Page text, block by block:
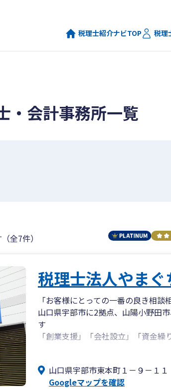
税理士紹介ナビTOP 税理
・会計事務所一覧
全7件）
税理士法人やま
「お客様にとっての一番の良き相
山口県宇部市に2拠点、山陽小野田
す
「創業支援」「会社設立」「資金
【初回相談無料】お気軽にお問い合
山口県宇部市東本町１－９－１１
Googleマップを確認